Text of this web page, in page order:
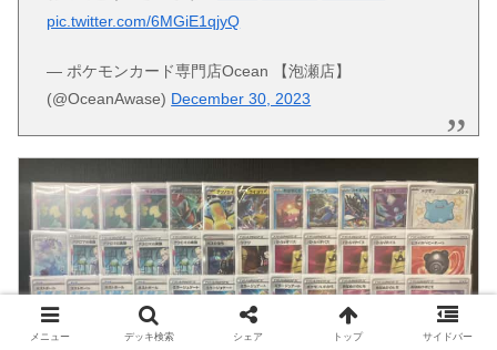
pic.twitter.com/6MGiE1qjyQ
— ポケモンカード専門店Ocean 【泡瀬店】
(@OceanAwase) December 30, 2023
メニュー デッキ検索 シェア トップ サイドバー